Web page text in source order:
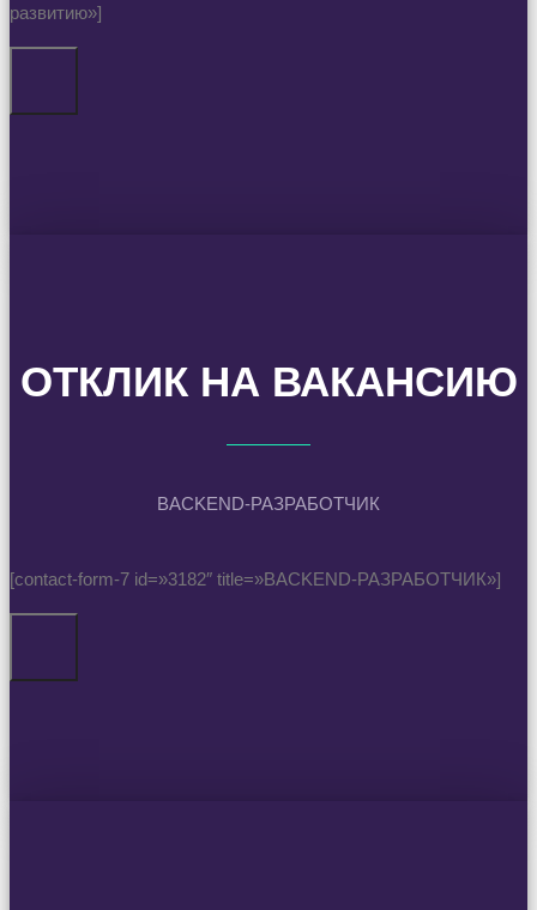
развитию»]
ОТКЛИК НА ВАКАНСИЮ
BACKEND-РАЗРАБОТЧИК
[contact-form-7 id=»3182″ title=»BACKEND-РАЗРАБОТЧИК»]